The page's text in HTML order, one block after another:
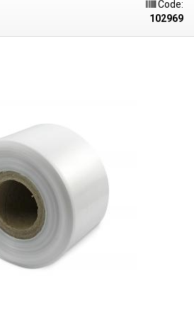
ist wegen der ungleichmäßigen
Seiten bleiben beim Erhitzen
zu 100 % recycelbar, für
(Zertifikat vorhanden) und erfüllen
Anforderungen des Gesetzes Nr. 477/2001
zum Schweißen mit allen
Der Preis gilt pro Rolle
140mm Wickellänge: 400 Meter
Schrumpfungsverhältnis: 2:1 (in Richtung
des Schlauchs) Farbe: klar Das Foto dient nur zu Illustrationszwecken
Code:
102969